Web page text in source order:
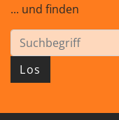
... und finden
Los